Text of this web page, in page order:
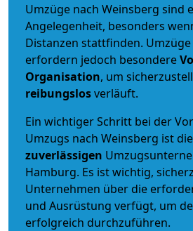
Umzüge nach Weinsberg sind
Angelegenheit, besonders
Distanzen stattfinden.
erfordern jedoch besondere
Organisation, um
reibungslosverläuft.
Ein wichtiger Schritt bei der
Umzugs nach Weinsberg ist
zuverlässigen
Hamburg. Es ist wichtig,
Unternehmen über die
und Ausrüstung verfügt, um
erfolgreich durchzuführen.